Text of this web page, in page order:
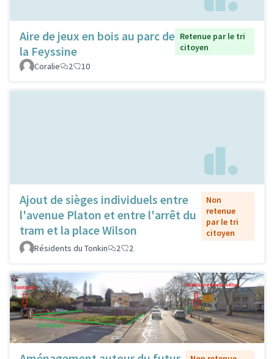
Aire de jeux en bois au parc de
la Feyssine
Retenue par le tri
citoyen
Coralie
2 10
Ajout de sièges individuels entre
l'avenue Platon et entre l'arrêt du
tram et la place Wilson
Non
retenue
par le tri
citoyen
Résidents du Tonkin
2 2